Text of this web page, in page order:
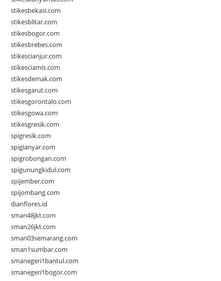
stikesbekasi.com
stikesblitar.com
stikesbogor.com
stikesbrebes.com
stikescianjur.com
stikesciamis.com
stikesdemak.com
stikesgarut.com
stikesgorontalo.com
stikesgowa.com
stikesgresik.com
spigresik.com
spigianyar.com
spigrobongan.com
spigunungkidul.com
spijember.com
spijombang.com
dianflores.id
sman48jkt.com
sman26jkt.com
sman03semarang.com
sman1sumbar.com
smanegeri1bantul.com
smanegeri1bogor.com